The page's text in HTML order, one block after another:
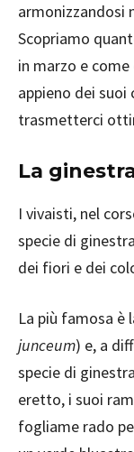
armonizzandosi
Scopriamo
in marzo e
appieno dei suoi
trasmetterci
La
I vivaisti, nel
specie di
dei fiori e dei
La più famosa è
junceum) e, a
specie di
eretto, i suoi
fogliame rado